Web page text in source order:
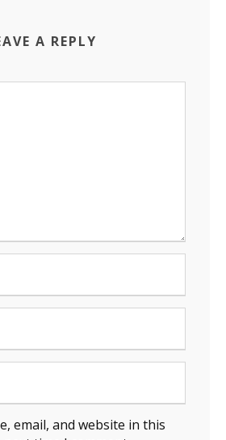
A REPLY
email, and website in this